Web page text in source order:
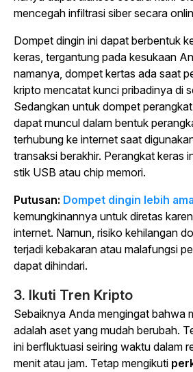
mencegah infiltrasi siber secara
Dompet dingin ini dapat berbentuk
keras, tergantung pada kesukaan
namanya, dompet kertas ada saat
kripto mencatat kunci pribadinya di
Sedangkan untuk dompet
dapat muncul dalam bentuk
terhubung ke internet saat
transaksi berakhir. Perangkat keras
stik USB atau chip memori.
Putusan: Dompet dingin lebih
kemungkinannya untuk diretas
internet. Namun, risiko kehilangan
terjadi kebakaran atau malafungsi
dapat dihindari.
3. Ikuti Tren Kripto
Sebaiknya Anda mengingat bahwa
adalah aset yang mudah berubah.
ini berfluktuasi seiring waktu dalam
menit atau jam. Tetap mengikuti